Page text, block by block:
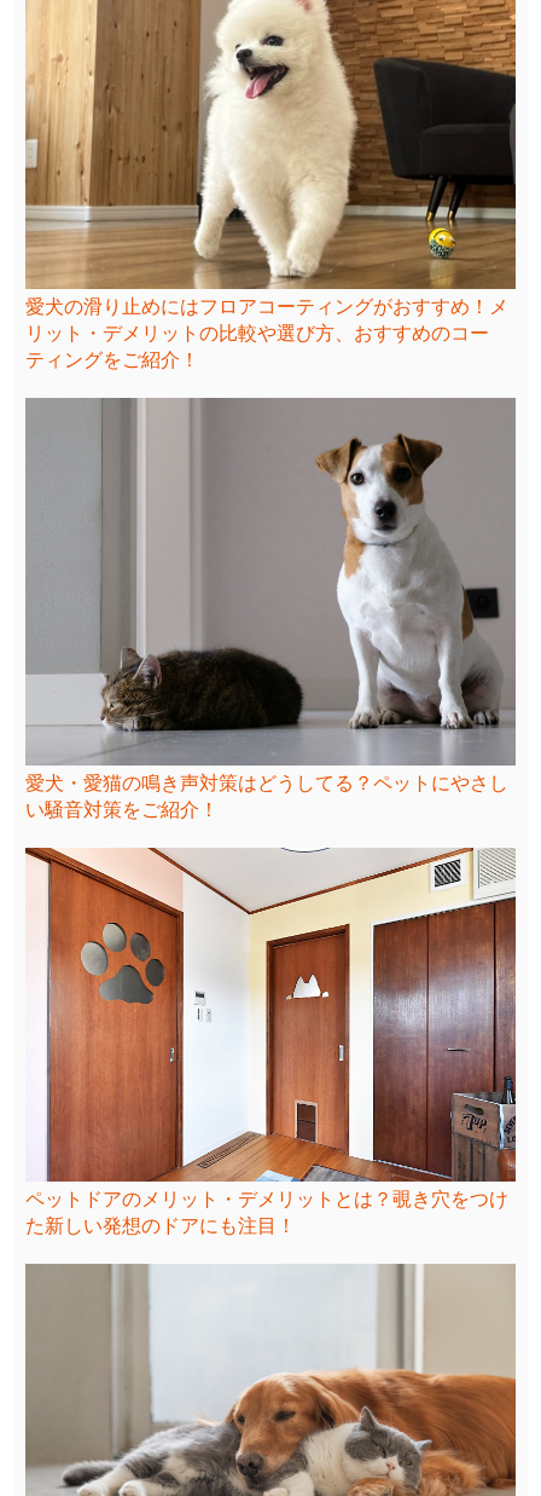
愛犬の滑り止めにはフロアコーティングがおすすめ！メ
リット・デメリットの比較や選び方、おすすめのコー
ティングをご紹介！
愛犬・愛猫の鳴き声対策はどうしてる？ペットにやさし
い騒音対策をご紹介！
ペットドアのメリット・デメリットとは？覗き穴をつけ
た新しい発想のドアにも注目！